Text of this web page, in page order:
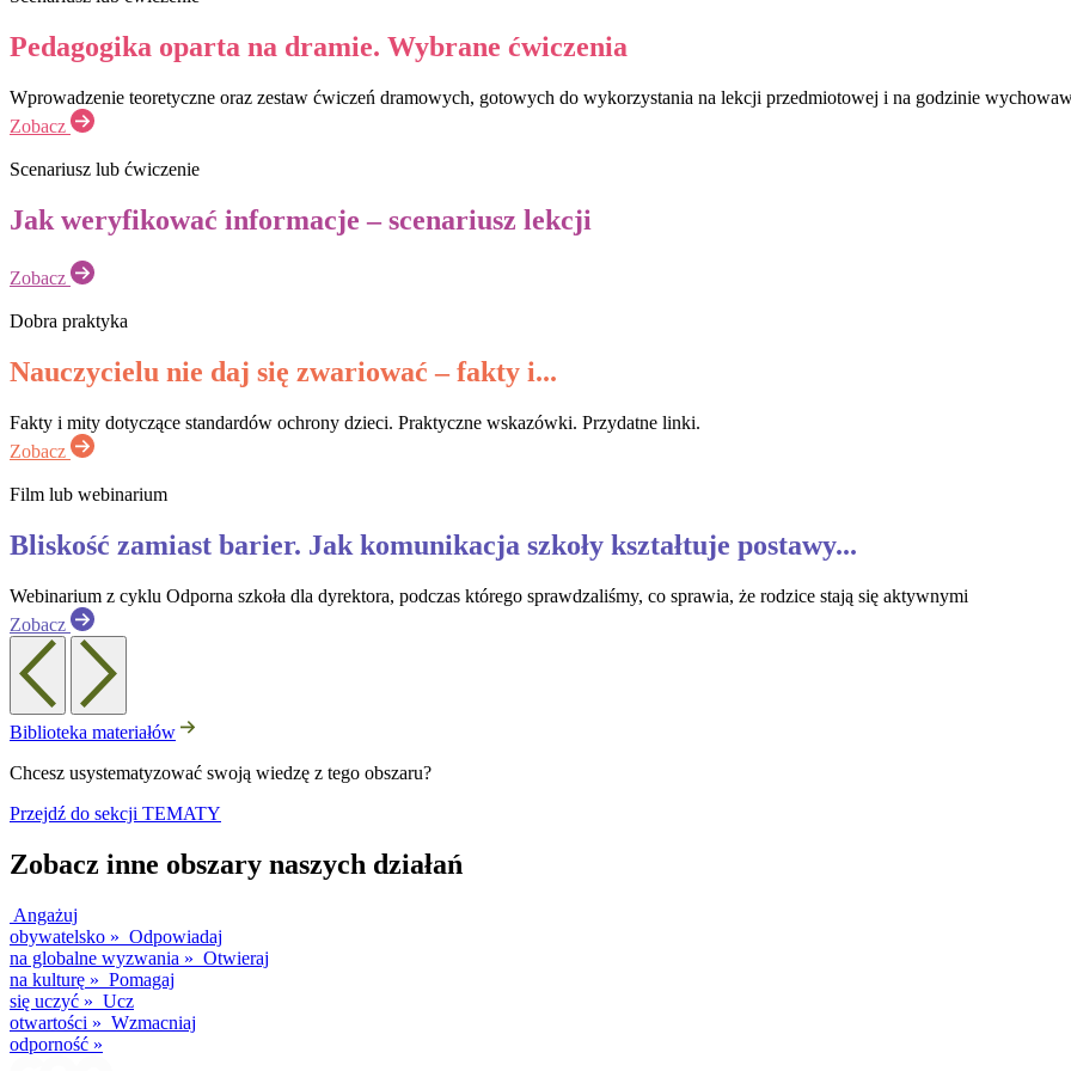
Pedagogika oparta na dramie. Wybrane ćwiczenia
Wprowadzenie teoretyczne oraz zestaw ćwiczeń dramowych, gotowych do wykorzystania na lekcji przedmiotowej i na godzinie
Zobacz
Scenariusz lub ćwiczenie
Jak weryfikować informacje – scenariusz lekcji
Zobacz
Dobra praktyka
Nauczycielu nie daj się zwariować – fakty i...
Fakty i mity dotyczące standardów ochrony dzieci. Praktyczne wskazówki. Przydatne linki.
Zobacz
Film lub webinarium
Bliskość zamiast barier. Jak komunikacja szkoły kształtuje postawy...
Webinarium z cyklu Odporna szkoła dla dyrektora, podczas którego sprawdzaliśmy, co sprawia, że rodzice stają się aktywnymi
Zobacz
Biblioteka materiałów
Chcesz usystematyzować swoją wiedzę z tego obszaru?
Przejdź do sekcji TEMATY
Zobacz inne obszary naszych działań
Angażuj
obywatelsko » Odpowiadaj
na globalne wyzwania » Otwieraj
na kulturę » Pomagaj
się uczyć » Ucz
otwartości » Wzmacniaj
odporność »